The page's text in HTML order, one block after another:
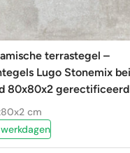
terrastegel –
Lugo Stonemix beige
80x80x2 gerectificeerd
cm